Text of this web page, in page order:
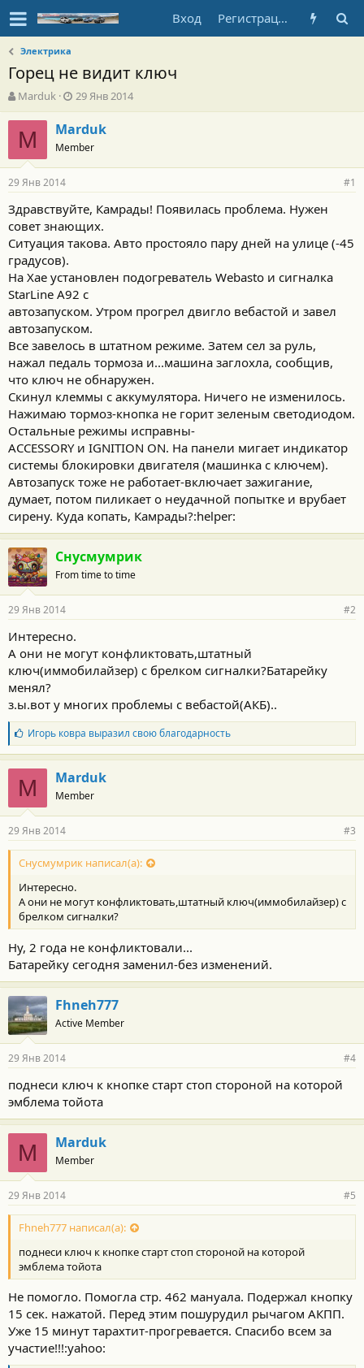
Вход Регистрация
Электрика
Горец не видит ключ
А
в
т
о
т
е
м
ы
Marduk
Д
а
т
а
н
а
а
л
а
29 Янв 2014
M Marduk
Member
29 Янв 2014 #1
Здравствуйте, Камрады! Появилась проблема. Нужен
совет знающих.
Ситуация такова. Авто простояло пару дней на улице (-45
градусов).
На Хае установлен подогреватель Webasto и сигналка
StarLine A92 c
автозапуском. Утром прогрел двигло вебастой и завел
автозапуском.
Все завелось в штатном режиме. Затем сел за руль,
нажал педаль тормоза и...машина заглохла, сообщив,
что ключ не обнаружен.
Скинул клеммы с аккумулятора. Ничего не изменилось.
Нажимаю тормоз-кнопка не горит зеленым светодиодом.
Остальные режимы исправны-
ACCESSORY и IGNITION ON. На панели мигает индикатор
системы блокировки двигателя (машинка с ключем).
Автозапуск тоже не работает-включает зажигание,
думает, потом пиликает о неудачной попытке и врубает
сирену. Куда копать, Камрады?:helper:
Снусмумрик
From time to time
29 Янв 2014 #2
Интересно.
А они не могут конфликтовать,штатный
ключ(иммобилайзер) с брелком сигналки?Батарейку
менял?
з.ы.вот у многих проблемы с вебастой(АКБ)..
Б
л
а
г
о
д
а
н
о
с
и
:
Игорь ковра выразил свою благодарность
M Marduk
Member
29 Янв 2014 #3
Снусмумрик написал(а):
Интересно.
А они не могут конфликтовать,штатный ключ(иммобилайзер) с
брелком сигналки?
Ну, 2 года не конфликтовали...
Батарейку сегодня заменил-без изменений.
Fhneh777
Active Member
29 Янв 2014 #4
поднеси ключ к кнопке старт стоп стороной на которой
эмблема тойота
M Marduk
Member
29 Янв 2014 #5
Fhneh777 написал(а):
поднеси ключ к кнопке старт стоп стороной на которой
эмблема тойота
Не помогло. Помогла стр. 462 мануала. Подержал кнопку
15 сек. нажатой. Перед этим пошурудил рычагом АКПП.
Уже 15 минут тарахтит-прогревается. Спасибо всем за
участие!!!:yahoo: